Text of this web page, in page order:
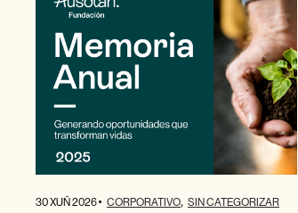
30 XUÑ 2026 CORPORATIVO SIN CATEGORIZAR